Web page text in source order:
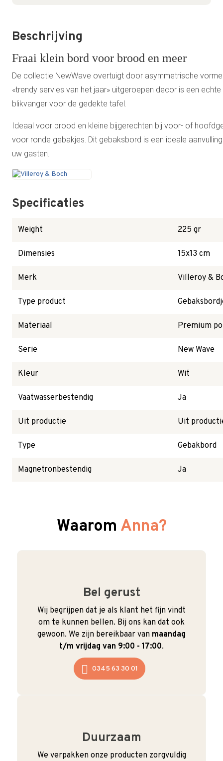
Beschrijving
Fraai klein bord voor brood en meer
De collectie NewWave overtuigt door asymmetrische
«trendy servies van het jaar» uitgeroepen decor is een
blikvanger voor de gedekte tafel.
Ideaal voor brood en kleine bijgerechten bij voor- of
voor ronde gebakjes. Dit gebaksbord is een ideale
uw gasten.
Specificaties
Weight 225 gr
Dimensies 15x13 cm
Merk Villeroy &
Type product
Materiaal Premium
Serie New Wave
Kleur Wit
Vaatwasserbestendig Ja
Uit productie Uit
Type Gebakbord
Magnetronbestendig Ja
Waarom Anna?
Bel gerust
Wij begrijpen dat je als klant het fijn vindt
om te kunnen bellen. Bij ons kan dat ook
gewoon. We zijn bereikbaar van maandag
t/m vrijdag van 9:00 - 17:00.
0345 63 30 01
Duurzaam
We verpakken onze producten zorgvuldig